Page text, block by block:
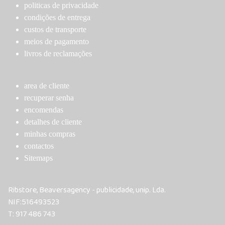
on
the
product
page
politicas de privacidade
condições de entrega
custos de transporte
meios de pagamento
livros de reclamações
area de cliente
recuperar senha
encomendas
detalhes de cliente
minhas compras
contactos
Sitemaps
Ribstore, Beaversagency - publicidade, unip. Lda.
NIF:516493523
T: 917 486 743